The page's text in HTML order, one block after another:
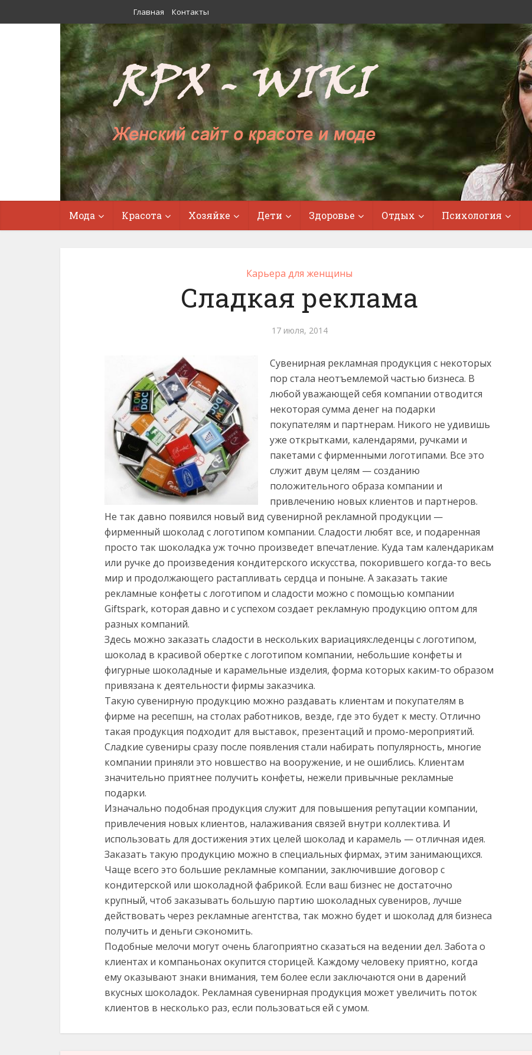
Главная Контакты
Мода Красота Хозяйке Дети Здоровье Отдых Психология
Карьера для женщины
Сладкая реклама
17 июля, 2014
Сувенирная рекламная продукция с некоторых
пор стала неотъемлемой частью бизнеса. В
любой уважающей себя компании отводится
некоторая сумма денег на подарки
покупателям и партнерам. Никого не удивишь
уже открытками, календарями, ручками и
пакетами с фирменными логотипами. Все это
служит двум целям — созданию
положительного образа компании и
привлечению новых клиентов и партнеров.
Не так давно появился новый вид сувенирной рекламной продукции —
фирменный шоколад с логотипом компании. Сладости любят все, и подаренная
просто так шоколадка уж точно произведет впечатление. Куда там календарикам
или ручке до произведения кондитерского искусства, покорившего когда-то весь
мир и продолжающего растапливать сердца и поныне. А заказать такие
рекламные конфеты с логотипом и сладости можно с помощью компании
Giftspark, которая давно и с успехом создает рекламную продукцию оптом для
разных компаний.
Здесь можно заказать сладости в нескольких вариациях:леденцы с логотипом,
шоколад в красивой обертке с логотипом компании, небольшие конфеты и
фигурные шоколадные и карамельные изделия, форма которых каким-то образом
привязана к деятельности фирмы заказчика.
Такую сувенирную продукцию можно раздавать клиентам и покупателям в
фирме на ресепшн, на столах работников, везде, где это будет к месту. Отлично
такая продукция подходит для выставок, презентаций и промо-мероприятий.
Сладкие сувениры сразу после появления стали набирать популярность, многие
компании приняли это новшество на вооружение, и не ошиблись. Клиентам
значительно приятнее получить конфеты, нежели привычные рекламные
подарки.
Изначально подобная продукция служит для повышения репутации компании,
привлечения новых клиентов, налаживания связей внутри коллектива. И
использовать для достижения этих целей шоколад и карамель — отличная идея.
Заказать такую продукцию можно в специальных фирмах, этим занимающихся.
Чаще всего это большие рекламные компании, заключившие договор с
кондитерской или шоколадной фабрикой. Если ваш бизнес не достаточно
крупный, чтоб заказывать большую партию шоколадных сувениров, лучше
действовать через рекламные агентства, так можно будет и шоколад для бизнеса
получить и деньги сэкономить.
Подобные мелочи могут очень благоприятно сказаться на ведении дел. Забота о
клиентах и компаньонах окупится сторицей. Каждому человеку приятно, когда
ему оказывают знаки внимания, тем более если заключаются они в дарений
вкусных шоколадок. Рекламная сувенирная продукция может увеличить поток
клиентов в несколько раз, если пользоваться ей с умом.